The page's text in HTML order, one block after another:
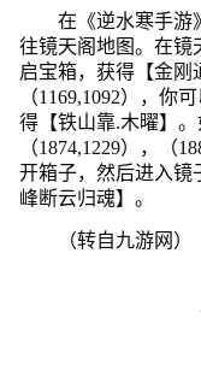
在《逆水寒手游
往镜天阁地图。在镜
启宝箱，获得【金刚
（1169,1092），你
得【铁山靠.木曜】。
（1874,1229），（
开箱子，然后进入镜
峰断云归魂】。
（转自九游网）